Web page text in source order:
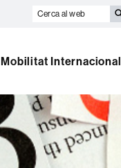
Cerca
Mobilitat Internacional